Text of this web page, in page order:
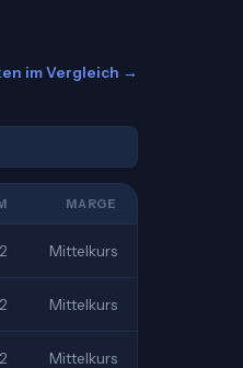
im Vergleich →
MARGE
Mittelkurs
Mittelkurs
Mittelkurs